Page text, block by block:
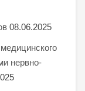
08.06.2025
нервно-